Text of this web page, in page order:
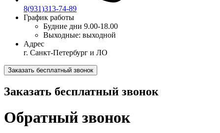
8(931)313-74-89
График работы
Будние дни 9.00-18.00
Выходные: выходной
Адрес
г. Санкт-Петербург и ЛО
Заказать бесплатный звонок
Заказать бесплатный звонок
Обратный звонок